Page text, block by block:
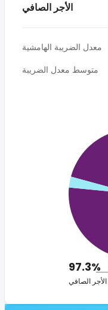
الأجر الصافي
معدل الضريبة الهامشية
متوسط معدل الضريبة
97.3%
الأجر الصافي